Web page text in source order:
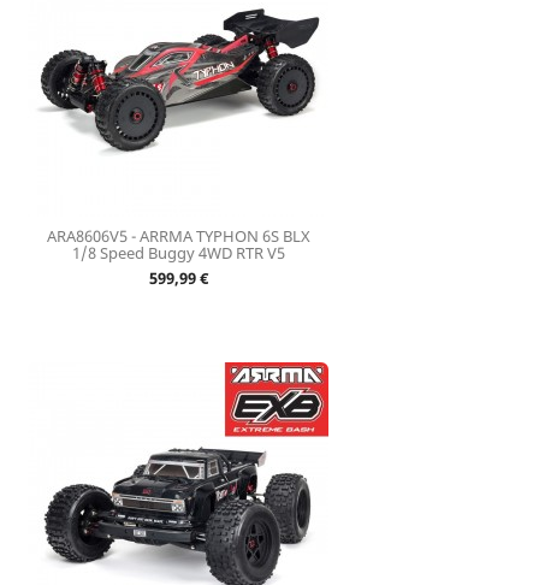
ARA8606V5 - ARRMA TYPHON 6S BLX
1/8 Speed Buggy 4WD RTR V5
Prix
599,99 €